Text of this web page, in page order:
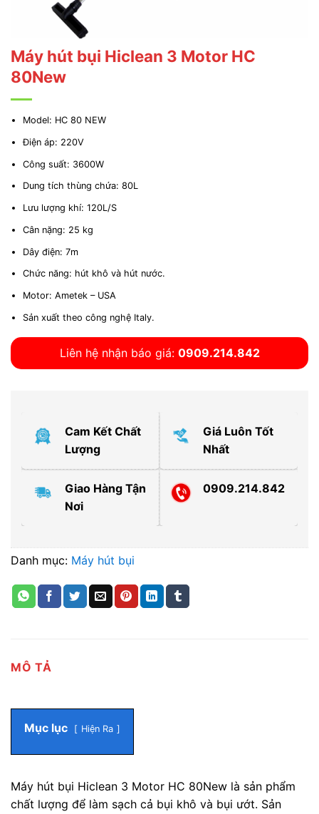
Máy hút bụi Hiclean 3 Motor HC
80New
Model: HC 80 NEW
Điện áp: 220V
Công suất: 3600W
Dung tích thùng chứa: 80L
Lưu lượng khí: 120L/S
Cân nặng: 25 kg
Dây điện: 7m
Chức năng: hút khô và hút nước.
Motor: Ametek – USA
Sản xuất theo công nghệ Italy.
Liên hệ nhận báo giá: 0909.214.842
Cam Kết Chất
Lượng
Giá Luôn Tốt
Nhất
Giao Hàng Tận
Nơi
0909.214.842
Danh mục: Máy hút bụi
MÔ TẢ
Mục lục Hiện Ra
Máy hút bụi Hiclean 3 Motor HC 80New là sản phẩm
chất lượng để làm sạch cả bụi khô và bụi ướt. Sản